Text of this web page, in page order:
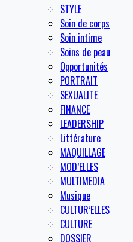
STYLE
Soin de corps
Soin intime
Soins de peau
Opportunités
PORTRAIT
SEXUALITE
FINANCE
LEADERSHIP
Littérature
MAQUILLAGE
MOD’ELLES
MULTIMEDIA
Musique
CULTUR’ELLES
CULTURE
DOSSIER